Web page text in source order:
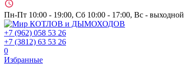
Пн-Пт 10:00 - 19:00, Сб 10:00 - 17:00, Вс - выходной
+7 (962) 058 53 26
+7 (3812) 63 53 26
0
Избранные